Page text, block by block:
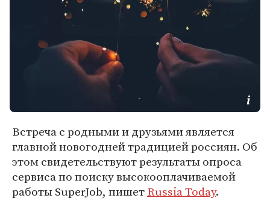
Встреча с родными и друзьями является
главной новогодней традицией россиян. Об
этом свидетельствуют результаты опроса
сервиса по поиску высокооплачиваемой
работы SuperJob, пишетRussia Today.